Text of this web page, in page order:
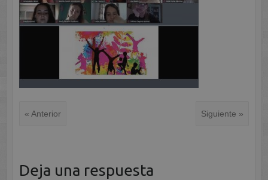
« Anterior Siguiente »
Deja una respuesta